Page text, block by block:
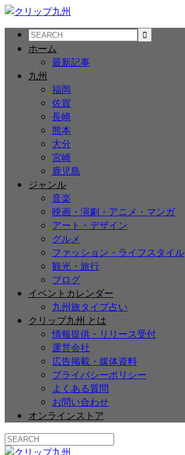
ホーム
最新記事
九州
福岡
佐賀
長崎
熊本
大分
宮崎
鹿児島
ジャンル
音楽
映画・演劇・アニメ・マンガ
アート・デザイン
グルメ
ファッション・ライフスタイル
観光・旅行
ブログ
イベントカレンダー
九州旅タイプ占い
クリップ九州 とは
情報提供・リリース受付
運営会社
広告掲載・媒体資料
プライバシーポリシー
よくある質問
お問い合わせ
オンラインストア